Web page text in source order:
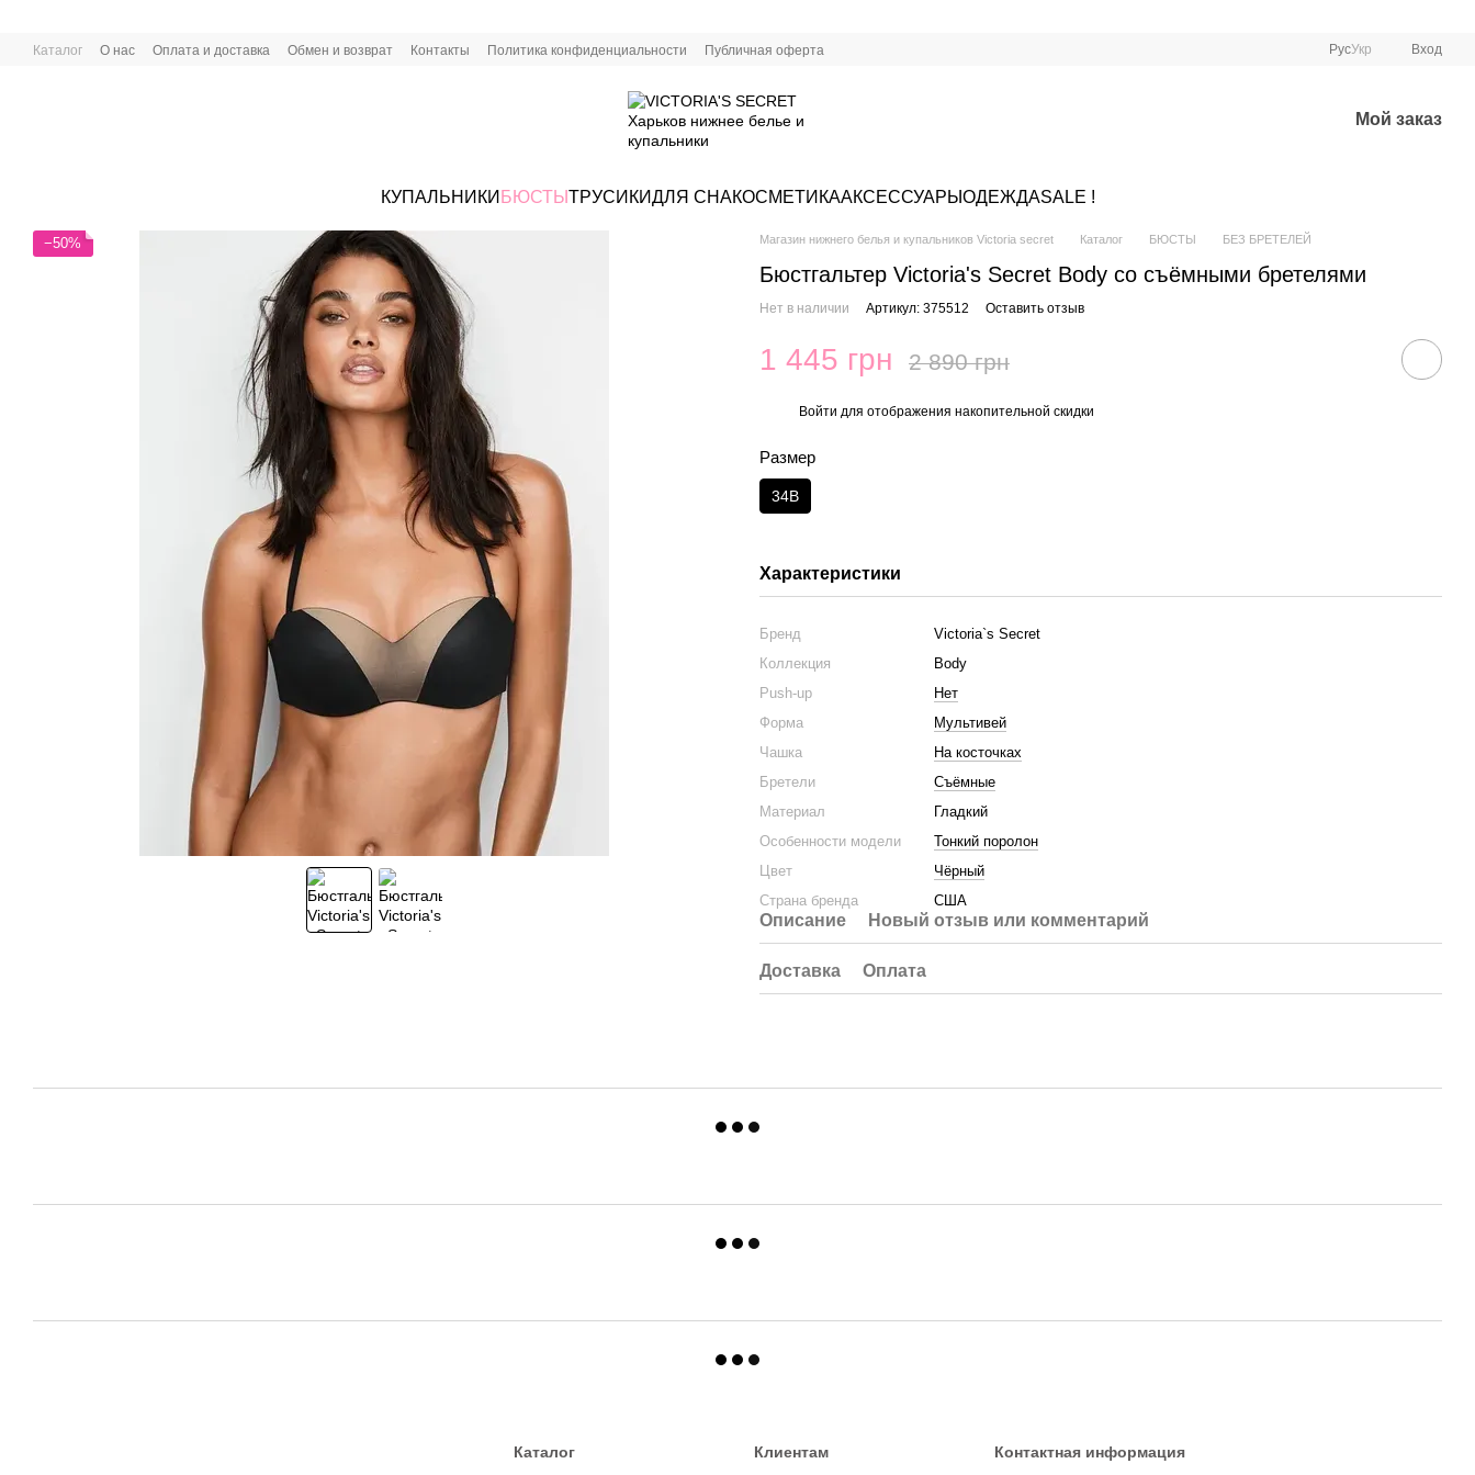
Каталог О нас Оплата и доставка Обмен и возврат Контакты Политика конфиденциальности Публичная оферта РусУкр Вход
Мой заказ
КУПАЛЬНИКИ БЮСТЫ ТРУСИКИДЛЯ СНАКОСМЕТИКААКСЕССУАРЫ ОДЕЖДАSALE !
−50% Магазин нижнего белья и купальников Victoria secret Каталог БЮСТЫ БЕЗ БРЕТЕЛЕЙ
Бюстгальтер Victoria's Secret Body со съёмными бретелями
Нет в наличии Артикул: 375512 Оставить отзыв
1 445 грн 2 890 грн
Войти для отображения накопительной скидки
Размер
34B
Характеристики
Бренд
Victoria`s Secret
Коллекция
Body
Push-up
Нет
Форма
Мультивей
Чашка
На косточках
Бретели
Съёмные
Материал
Гладкий
Особенности модели
Тонкий поролон
Цвет
Чёрный
Страна бренда
США
Описание Новый отзыв или комментарий
Доставка Оплата
Каталог Клиентам Контактная информация